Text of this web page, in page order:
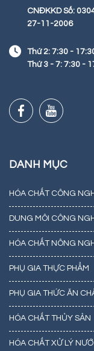
CNĐKKD Số:
27-11-2006
Thứ 2: 7:30 -
Thứ 3 - 7: 7:30 -
DANH MỤC
HÓA CHẤT CÔNG
DUNG MÔI CÔNG
HÓA CHẤT NÔNG
PHỤ GIA THỰC PHẨM
PHỤ GIA THỨC ĂN
HÓA CHẤT THỦY SẢN
HÓA CHẤT XỬ LÝ